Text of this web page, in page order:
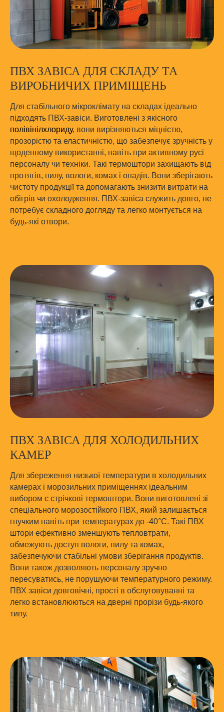
ПВХ ЗАВІСА ДЛЯ СКЛАДУ ТА
ВИРОБНИЧИХ ПРИМІЩЕНЬ
Для стабільного мікроклімату на складах ідеально
підходять ПВХ-завіси. Виготовлені з якісного
полівінілхлориду, вони вирізняються міцністю,
прозорістю та еластичністю, що забезпечує зручність у
щоденному використанні, навіть при активному русі
персоналу чи техніки. Такі термоштори захищають від
протягів, пилу, вологи, комах і опадів. Вони зберігають
чистоту продукції та допомагають знизити витрати на
обігрів чи охолодження. ПВХ-завіса служить довго, не
потребує складного догляду та легко монтується на
будь-які отвори.
ПВХ ЗАВІСА ДЛЯ ХОЛОДИЛЬНИХ
КАМЕР
Для збереження низької температури в холодильних
камерах і морозильних приміщеннях ідеальним
вибором є стрічкові термоштори. Вони виготовлені зі
спеціального морозостійкого ПВХ, який залишається
гнучким навіть при температурах до -40°C. Такі ПВХ
штори ефективно зменшують тепловтрати,
обмежують доступ вологи, пилу та комах,
забезпечуючи стабільні умови зберігання продуктів.
Вони також дозволяють персоналу зручно
пересуватись, не порушуючи температурного режиму.
ПВХ завіси довговічні, прості в обслуговуванні та
легко встановлюються на дверні прорізи будь-якого
типу.